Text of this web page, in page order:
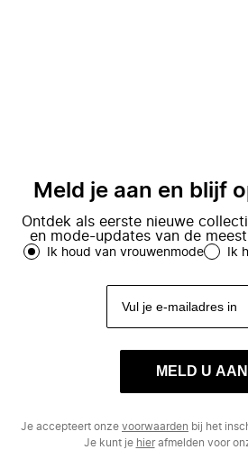
Meld je aan en blijf
Ontdek als eerste nieuwe
en mode-updates van de
Ik houd van vrouwenmode Ik
MELD U AAN
Je accepteert onze voorwaarden bij het
Je kunt je hierafmelden voor